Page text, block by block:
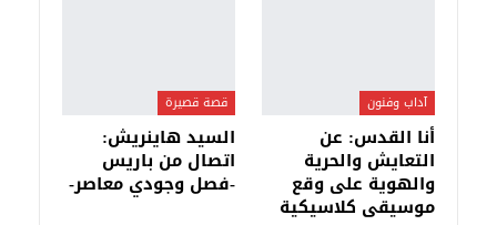
آداب وفنون
أنا القدس: عن
التعايش والحرية
والهوية على وقع
موسيقى كلاسيكية
قصة قصيرة
السيد هاينريش:
اتصال من باريس
-فصل وجودي معاصر-